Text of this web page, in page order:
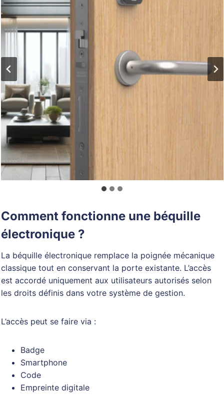
Comment fonctionne une béquille
électronique ?
La béquille électronique remplace la poignée mécanique
classique tout en conservant la porte existante. L’accès
est accordé uniquement aux utilisateurs autorisés selon
les droits définis dans votre système de gestion.
L’accès peut se faire via :
Badge
Smartphone
Code
Empreinte digitale